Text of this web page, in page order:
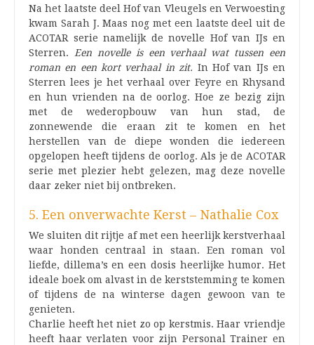
Na het laatste deel Hof van Vleugels en Verwoesting
kwam Sarah J. Maas nog met een laatste deel uit de
ACOTAR serie namelijk de novelle Hof van IJs en
Sterren.
Een novelle is een verhaal wat tussen een
roman en een kort verhaal in zit. In Hof van IJs en
Sterren lees je het verhaal over Feyre en Rhysand
en hun vrienden na de oorlog. Hoe ze bezig zijn
met de wederopbouw van hun stad, de
zonnewende die eraan zit te komen en het
herstellen van de diepe wonden die iedereen
opgelopen heeft tijdens de oorlog. Als je de ACOTAR
serie met plezier hebt gelezen, mag deze novelle
daar zeker niet bij ontbreken.
5. Een onverwachte Kerst – Nathalie Cox
We sluiten dit rijtje af met een heerlijk kerstverhaal
waar honden centraal in staan. Een roman vol
liefde, dillema’s en een dosis heerlijke humor. Het
ideale boek om alvast in de kerststemming te komen
of tijdens de na winterse dagen gewoon van te
genieten.
Charlie heeft het niet zo op kerstmis. Haar vriendje
heeft haar verlaten voor zijn Personal Trainer en